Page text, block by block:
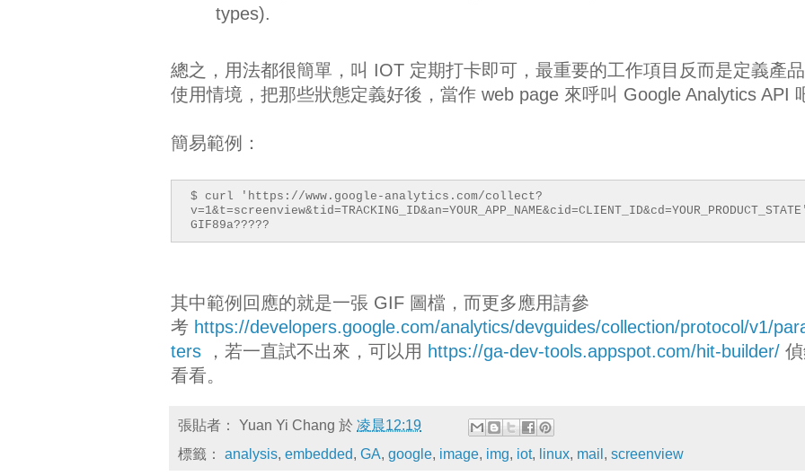
types).
總之，用法都很簡單，叫 IOT 定期打卡即可，最重要的工作項目反而是定義產
使用情境，把那些狀態定義好後，當作 web page 來呼叫 Google Analytics API
簡易範例：
$ curl 'https://www.google-analytics.com/collect?
v=1&t=screenview&tid=TRACKING_ID&an=YOUR_APP_NAME&cid=CLIENT_ID&cd=YOUR_PRODUCT_STATE'
GIF89a?????
其中範例回應的就是一張 GIF 圖檔，而更多應用請參
考 https://developers.google.com/analytics/devguides/collection/protocol/v1/
ters ，若一直試不出來，可以用 https://ga-dev-tools.appspot.com/hit-builder/
看看。
張貼者： Yuan Yi Chang 於 凌晨12:19
標籤： analysis embedded GA google image img iot, linux mail screenview